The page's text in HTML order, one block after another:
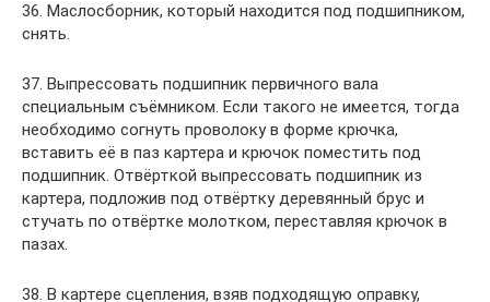
36. Маслосборник, который находится под подшипником,
снять.
37. Выпрессовать подшипник первичного вала
специальным съёмником. Если такого не имеется, тогда
необходимо согнуть проволоку в форме крючка,
вставить её в паз картера и крючок поместить под
подшипник. Отвёрткой выпрессовать подшипник из
картера, подложив под отвёртку деревянный брус и
стучать по отвёртке молотком, переставляя крючок в
пазах.
38. В картере сцепления, взяв подходящую оправку,